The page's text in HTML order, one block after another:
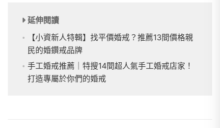
延伸閱讀
【小資新人特輯】找平價婚戒？推薦13間價格親
民的婚鑽戒品牌
手工婚戒推薦｜特搜14間超人氣手工婚戒店家！
打造專屬於你們的婚戒